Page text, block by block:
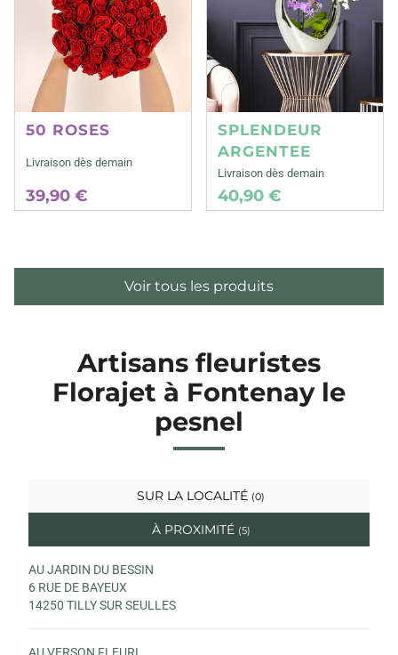
50 ROSES
Livraison dès demain
39,90 €
SPLENDEUR
ARGENTEE
Livraison dès demain
40,90 €
Voir tous les produits
Artisans fleuristes
Florajet à Fontenay le
pesnel
SUR LA LOCALITÉ (0)
À PROXIMITÉ (5)
AU JARDIN DU BESSIN
6 RUE DE BAYEUX
14250 TILLY SUR SEULLES
AU VERSON FLEURI